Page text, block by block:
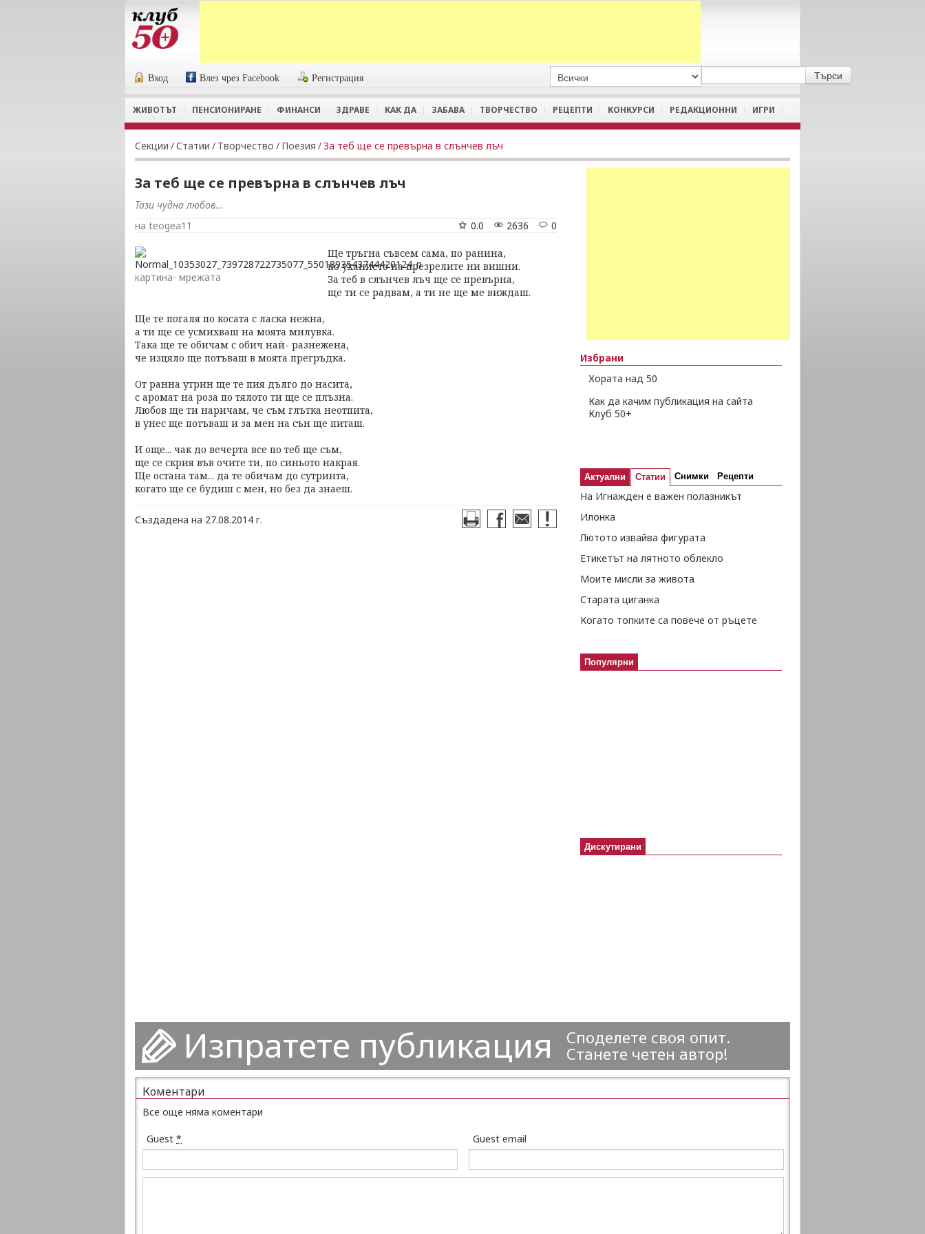
Вход Влез чрез Facebook Регистрация
ЖИВОТЪТ ПЕНСИОНИРАНЕ ФИНАНСИ ЗДРАВЕ КАК ДА ЗАБАВА ТВОРЧЕСТВО РЕЦЕПТИ КОНКУРСИ РЕДАКЦИОННИ ИГРИ
Секции /Статии / Творчество / Поезия /За теб ще се превърна в слънчев лъч
За теб ще се превърна в слънчев лъч
Тази чудна любов...
на teogea11
0
2636
0.0
картина- мрежата
Ще тръгна съвсем сама, по ранина,
по уханието на презрелите ни вишни.
За теб в слънчев лъч ще се превърна,
ще ти се радвам, а ти не ще ме виждаш.
Ще те погаля по косата с ласка нежна,
а ти ще се усмихваш на моята милувка.
Така ще те обичам с обич най- разнежена,
че изцяло ще потъваш в моята прегръдка.
От ранна утрин ще те пия дълго до насита,
с аромат на роза по тялото ти ще се плъзна.
Любов ще ти наричам, че съм глътка неотпита,
в унес ще потъваш и за мен на сън ще питаш.
И още... чак до вечерта все по теб ще съм,
ще се скрия във очите ти, по синьото накрая.
Ще остана там... да те обичам до сутринта,
когато ще се будиш с мен, но без да знаеш.
Създадена на 27.08.2014 г.
Избрани
Хората над 50
Как да качим публикация на сайта
Клуб 50+
Актуални Статии Снимки Рецепти
На Игнажден е важен полазникът
Илонка
Лютото извайва фигурата
Етикетът на лятното облекло
Моите мисли за живота
Старата циганка
Когато топките са повече от ръцете
Популярни
Дискутирани
Изпратете публикация
Споделете своя опит.
Станете четен автор!
Коментари
Все още няма коментари
Guest * Guest email